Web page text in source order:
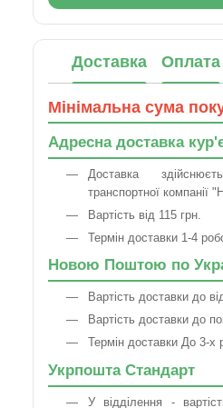
Доставка Оплата
Мінімальна сума
Адресна доставка
Доставка
транспортної компанії
Вартість від 115 грн.
Термін доставки 1-4
Новою Поштою по
Вартість доставки до
Вартість доставки до
Термін доставки До 3-х
Укрпошта Стандарт
У відділення -